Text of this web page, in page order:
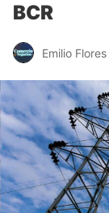
BCR
Emilio Flores